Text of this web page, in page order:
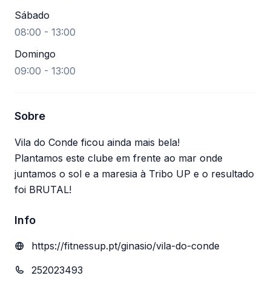
Sábado
08:00 - 13:00
Domingo
09:00 - 13:00
Sobre
Vila do Conde ficou ainda mais bela!
Plantamos este clube em frente ao mar onde
juntamos o sol e a maresia à Tribo UP e o resultado
foi BRUTAL!
Info
https://fitnessup.pt/ginasio/vila-do-conde
252023493